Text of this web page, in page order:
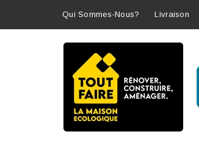
Qui Sommes-Nous? Livraison